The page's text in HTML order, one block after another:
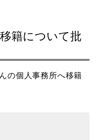
籍について批
の個人事務所へ移籍